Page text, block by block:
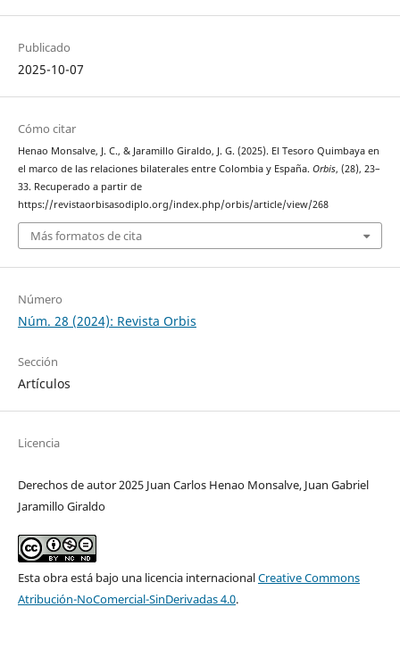
Publicado
2025-10-07
Cómo citar
Henao Monsalve, J. C., & Jaramillo Giraldo, J. G. (2025). El Tesoro Quimbaya en
el marco de las relaciones bilaterales entre Colombia y España. Orbis, (28), 23–
33. Recuperado a partir de
https://revistaorbisasodiplo.org/index.php/orbis/article/view/268
Más formatos de cita
Número
Núm. 28 (2024): Revista Orbis
Sección
Artículos
Licencia
Derechos de autor 2025 Juan Carlos Henao Monsalve, Juan Gabriel
Jaramillo Giraldo
Esta obra está bajo una licencia internacionalCreative Commons
Atribución-NoComercial-SinDerivadas 4.0.